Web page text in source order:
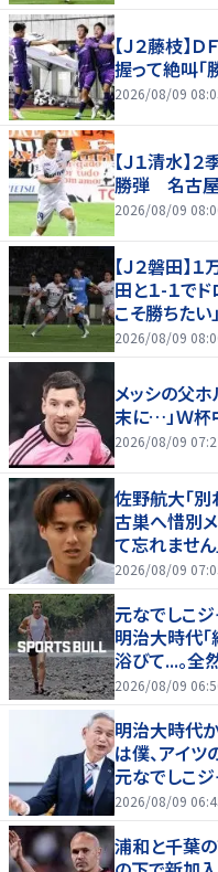
【Ｊ２藤枝
握って絶叫「
2026/08/09
【Ｊ１清水
勝弾 名古屋
2026/08/09
【Ｊ２磐田
田と１-１で
こそ勝ちたい」
2026/08/09
メッシの父
末に…」Ｗ杯
2026/08/09
佐野航大「別
古巣へ惜別
て忘れません
です」
2026/08/09
元なでしこ
明治大時代
浴びて...。全
2026/08/09
明治大時代
は僕、アイツ
元なでしこ
2026/08/09
浦和と千葉